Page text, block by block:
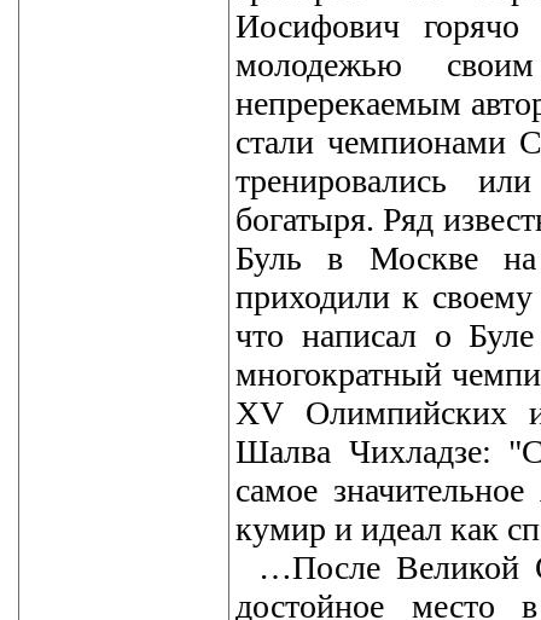
Иосифович
молодежью
непререкаемым
стали чемпионами
тренировались
богатыря. Ряд
Буль в Москве на
приходили к
что написал о
многократный
XV Олимпийских
Шалва Чихладзе:
самое
кумир и идеал как
…После Великой
достойное место